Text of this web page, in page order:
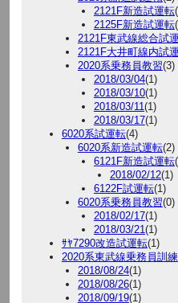
2121F新造試運転
2125F新造試運転
2121F東武線総合試
2121F大井町線内試
2020系乗務員教習(3)
2018/03/04(1)
2018/03/10(1)
2018/03/11(1)
2018/03/17(1)
6020系試運転(4)
6020系新造試運転(2)
6121F新造試運転
2018/02/12(1)
6122F試運転(1)
6020系乗務員教習(0)
2018/02/17(1)
2018/03/21(1)
ｻﾔ7290改造試運転(1)
2020系東武線乗務員訓練
2018/08/24(1)
2018/08/26(1)
2018/09/19(1)